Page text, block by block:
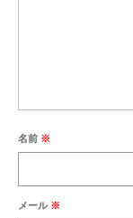
名前 ※
メール ※